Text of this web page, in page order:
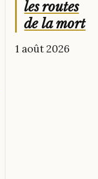
les routes
de la mort
1 août 2026